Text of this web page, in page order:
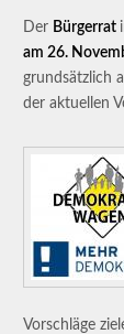
Der Bürgerrat
am 26.
grundsätzlich
der aktuellen
Vorschläge